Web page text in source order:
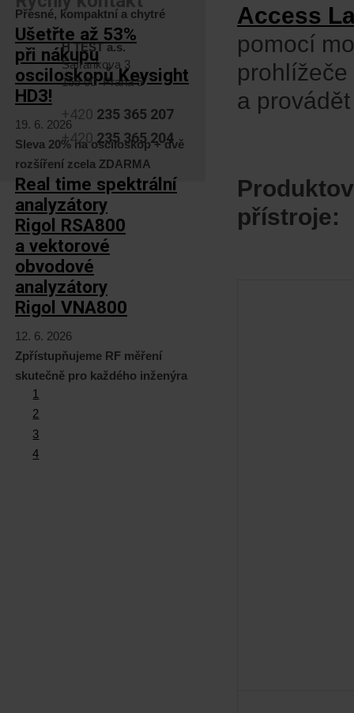
Access
pomocí
a
přístroje:
Přesné, kompaktní a chytré
Ušetřte až 53%
při nákupu
osciloskopů Keysight
HD3!
19. 6. 2026
Sleva 20% na osciloskop + dvě
rozšíření zcela ZDARMA
Real time spektrální
analyzátory
Rigol RSA800
a vektorové
obvodové
analyzátory
Rigol VNA800
12. 6. 2026
Zpřístupňujeme RF měření
skutečně pro každého inženýra
1
2
3
4
H TEST a.s.
Šafránkova 3
155 00 Praha 5
+420 235 365 207
+420 235 365 204